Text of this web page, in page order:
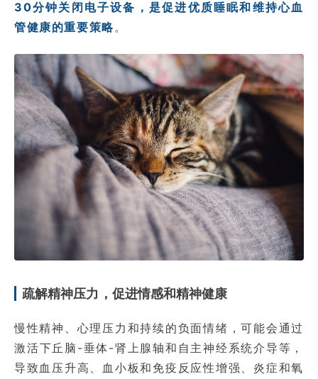
30分钟关闭电子设备，是促进优质睡眠和维持心血
管健康的重要策略。
疏解精神压力，促进情感和精神健康
慢性精神、心理压力和持续的负面情绪，可能会通过
激活下丘脑-垂体-肾上腺轴和自主神经系统介导等，
导致血压升高、血小板和免疫反应性增强、炎症和氧